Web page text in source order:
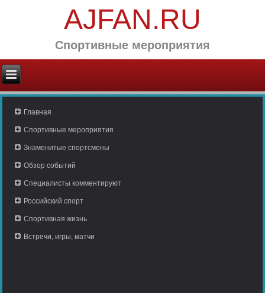
AJFAN.RU
Спортивные мероприятия
Главная
Спортивные мероприятия
Знаменитые спортсмены
Обзор событий
Специалисты комментируют
Российский спорт
Спортивная жизнь
Встречи, игры, матчи